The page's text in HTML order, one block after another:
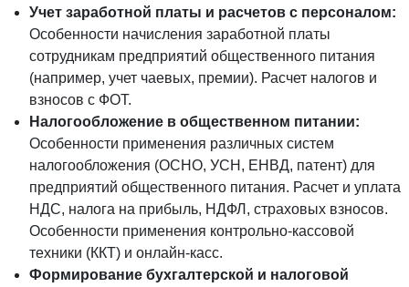
Учет заработной платы и расчетов с персоналом:
Особенности начисления заработной платы
сотрудникам предприятий общественного питания
(например, учет чаевых, премии). Расчет налогов и
взносов с ФОТ.
Налогообложение в общественном питании:
Особенности применения различных систем
налогообложения (ОСНО, УСН, ЕНВД, патент) для
предприятий общественного питания. Расчет и уплата
НДС, налога на прибыль, НДФЛ, страховых взносов.
Особенности применения контрольно-кассовой
техники (ККТ) и онлайн-касс.
Формирование бухгалтерской и налоговой